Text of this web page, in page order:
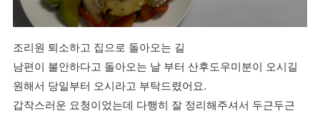
조리원 퇴소하고 집으로 돌아오는 길
남편이 불안하다고 돌아오는 날 부터 산후도우미분이 오시길
원해서 당일부터 오시라고 부탁드렸어요.
갑작스러운 요청이었는데 다행히 잘 정리해주셔서 두근두근